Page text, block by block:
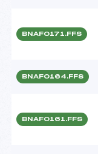
BNAF0171.FFS
BNAF0164.FFS
BNAF0161.FFS